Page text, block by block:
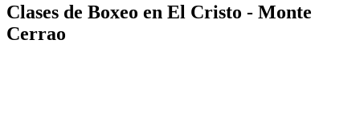
Clases de Boxeo en El Cristo - Monte
Cerrao